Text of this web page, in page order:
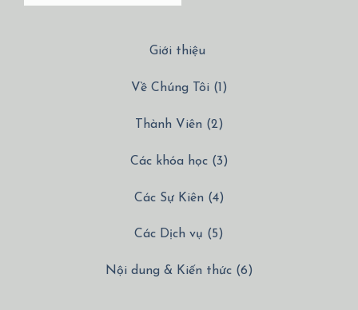
Giới thiệu
Về Chúng Tôi (1)
Thành Viên (2)
Các khóa học (3)
Các Sự Kiên (4)
Các Dịch vụ (5)
Nội dung & Kiến thức (6)